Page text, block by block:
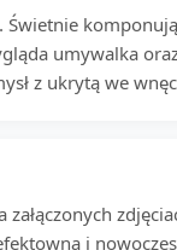
Świetnie
umywalka
z ukrytą we
załączonych
i